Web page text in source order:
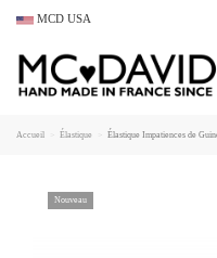
MCD USA
Accueil Élastique Élastique Impatiences de
Nouveau